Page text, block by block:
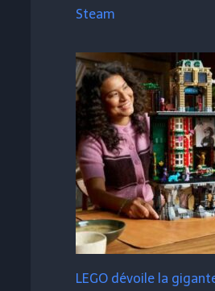
Steam
LEGO dévoile la